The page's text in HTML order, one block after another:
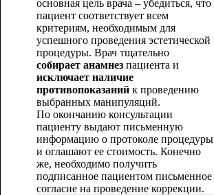
основная цель врача – убедиться, что
пациент соответствует всем
критериям, необходимым для
успешного проведения эстетической
процедуры. Врач тщательно
собирает анамнезпациента и
исключает наличие
противопоказанийк проведению
выбранных манипуляций.
По окончанию консультации
пациенту выдают письменную
информацию о протоколе процедуры
и оглашают ее стоимость. Конечно
же, необходимо получить
подписанное пациентом письменное
согласие на проведение коррекции.